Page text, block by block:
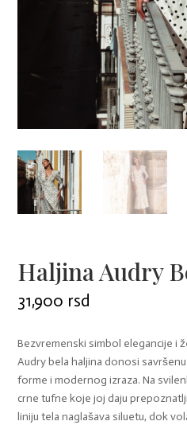
Haljina Audry
31,900 rsd
Bezvremenski simbol elegancije i
Audry bela haljina donosi
forme i modernog izraza. Na
crne tufne koje joj daju
liniju tela naglašava siluetu, dok